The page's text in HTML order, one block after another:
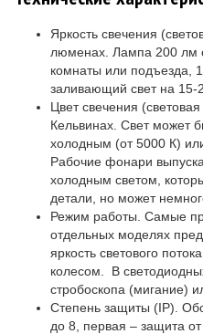
Яркость свечения
люменах. Лампа 200 лм
комнаты или подъезда,
заливающий свет на 15-
Цвет свечения
Кельвинах. Свет может
холодным (от 5000 К)
Рабочие фонари
холодным светом,
детали, но может
Режим работы. Самые
отдельных моделях
яркость светового
колесом. В
стробоскопа (мигание)
Степень защиты (IP).
до 8, первая – защита